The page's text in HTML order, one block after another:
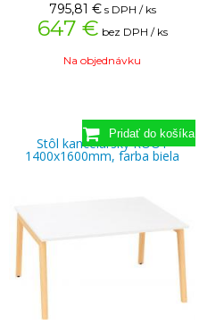
795,81 € s DPH / ks
647 € bez DPH / ks
Na objednávku
Stôl kancelársky ROOT
1400x1600mm, farba biela